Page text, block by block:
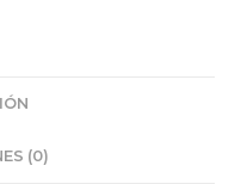
(0)